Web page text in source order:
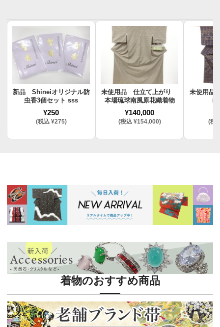
新品 Shineiオリジナル防
虫香3個セット sss
¥250
(税込 ¥275)
未使用品 仕立て上がり
本場琉球南風原花織着物
¥140,000
(税込 ¥154,000)
未使用品
(税
着物のおすすめ商品